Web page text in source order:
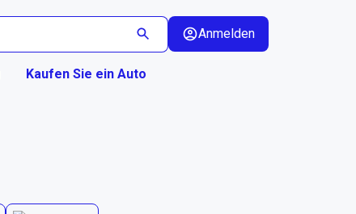
Anmelden
Kaufen Sie ein Auto